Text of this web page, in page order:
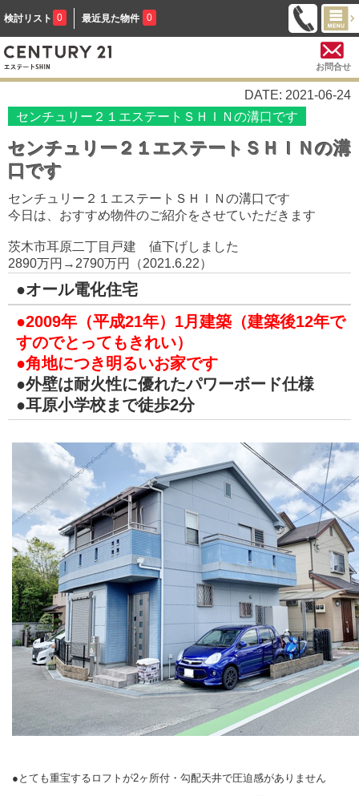
検討リスト 0 最近見た物件 0
お問合せ
DATE: 2021-06-24
センチュリー２１エステートＳＨＩＮの溝口です
センチュリー２１エステートＳＨＩＮの溝
口です
センチュリー２１エステートＳＨＩＮの溝口です
今日は、おすすめ物件のご紹介をさせていただきます
茨木市耳原二丁目戸建 値下げしました
2890万円→2790万円（2021.6.22）
●オール電化住宅
●2009年（平成21年）1月建築（建築後12年で
すのでとってもきれい）
●角地につき明るいお家です
●外壁は耐火性に優れたパワーボード仕様
●耳原小学校まで徒歩2分
●とても重宝するロフトが2ヶ所付・勾配天井で圧迫感がありません